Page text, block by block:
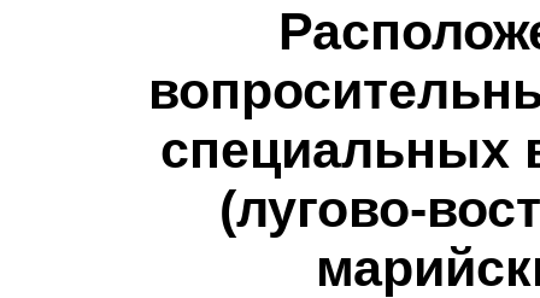
специальных
(лугово-